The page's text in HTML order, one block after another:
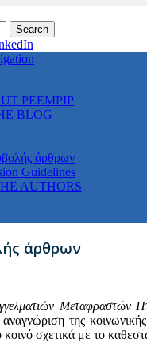
PEEMPIP
BLOG
άρθρων
Guidelines
AUTHORS
άρθρων
Μεταφραστών
της
κοινό σχετικά με το